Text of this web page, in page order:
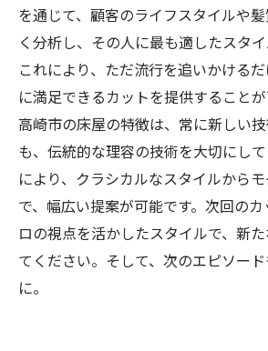
を通じて、顧客のライフスタイルや
く分析し、その人に最も適したスタイ
これにより、ただ流行を追いかける
に満足できるカットを提供することが
高崎市の床屋の特徴は、常に新しい
も、伝統的な理容の技術を大切にし
により、クラシカルなスタイルから
で、幅広い提案が可能です。次回の
ロの視点を活かしたスタイルで、新
てください。そして、次のエピソー
に。